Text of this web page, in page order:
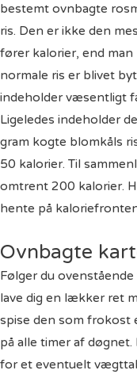
bestemt ovnbagte
ris. Den er ikke den
fører kalorier, end
normale ris er blivet
indeholder væsentligt
Ligeledes indeholder
gram kogte blomkåls
50 kalorier. Til
omtrent 200 kalorier.
hente på
Ovnbagte
Følger du
lave dig en lækker ret
spise den som frokost
på alle timer af
for et eventuelt